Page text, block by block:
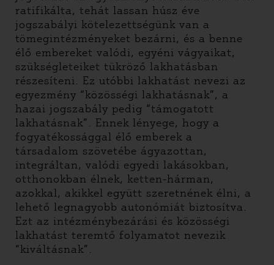
ratifikálta, tehát lassan húsz éve
jogszabályi kötelezettségünk van a
tömegintézményeket bezárni, és a benne
élő embereket valódi, egyéni vágyaikat,
szükségleteiket tükröző lakhatásban
részesíteni. Ez utóbbi lakhatást nevezi az
egyezmény “közösségi lakhatásnak”, a
hazai jogszabály pedig “támogatott
lakhatásnak”. Ennek lényege, hogy a
fogyatékossággal élő emberek a
társadalom szövetébe ágyazottan,
integráltan, valódi egyedi lakásokban,
otthonokban élnek, ketten-hárman,
azokkal, akikkel együtt szeretnének élni, a
lehető legnagyobb autonómiát biztosítva.
Ezt az intézménybezárási és közösségi
lakhatást teremtő folyamatot nevezik
“kiváltásnak”.